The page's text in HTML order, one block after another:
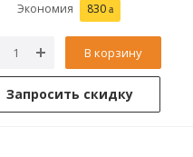
Экономия 830
В корзину
Запросить скидку